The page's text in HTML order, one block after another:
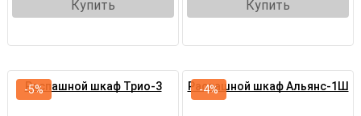
Купить Купить
Распашной шкаф Трио-3
-5% Распашной шкаф Альянс-1Ш
-4%